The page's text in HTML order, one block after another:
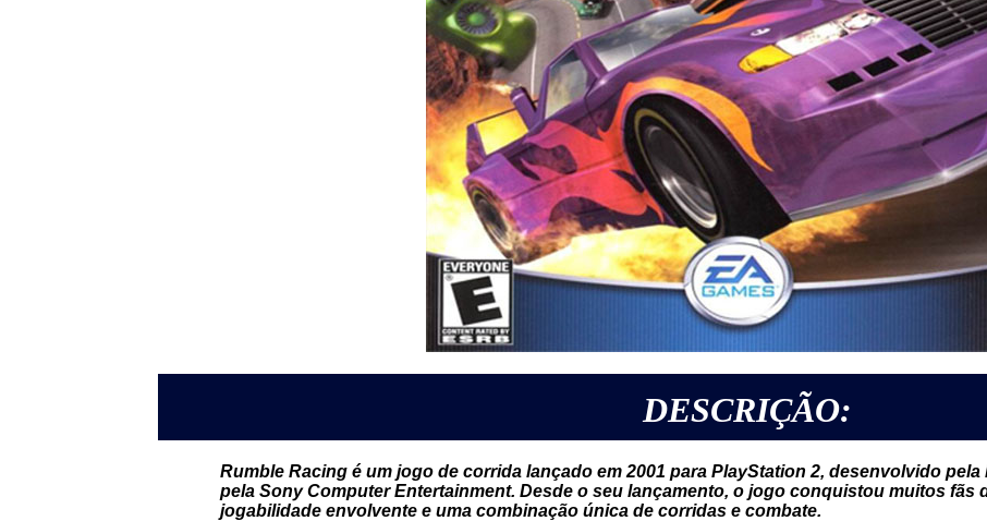
DESCRIÇÃO:
Rumble Racing é um jogo de corrida lançado em 2001 para PlayStation 2, desenvolvido
pela Sony Computer Entertainment. Desde o seu lançamento, o jogo conquistou muitos fãs
jogabilidade envolvente e uma combinação única de corridas e combate.